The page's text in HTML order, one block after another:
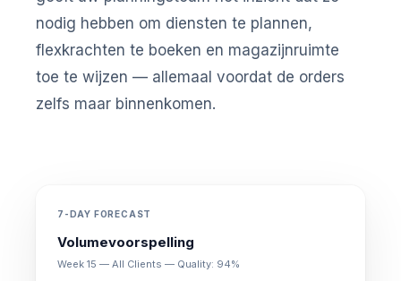
nodig hebben om diensten te plannen,
flexkrachten te boeken en magazijnruimte
toe te wijzen — allemaal voordat de orders
zelfs maar binnenkomen.
7-DAY FORECAST
Volumevoorspelling
Week 15 — All Clients — Quality: 94%